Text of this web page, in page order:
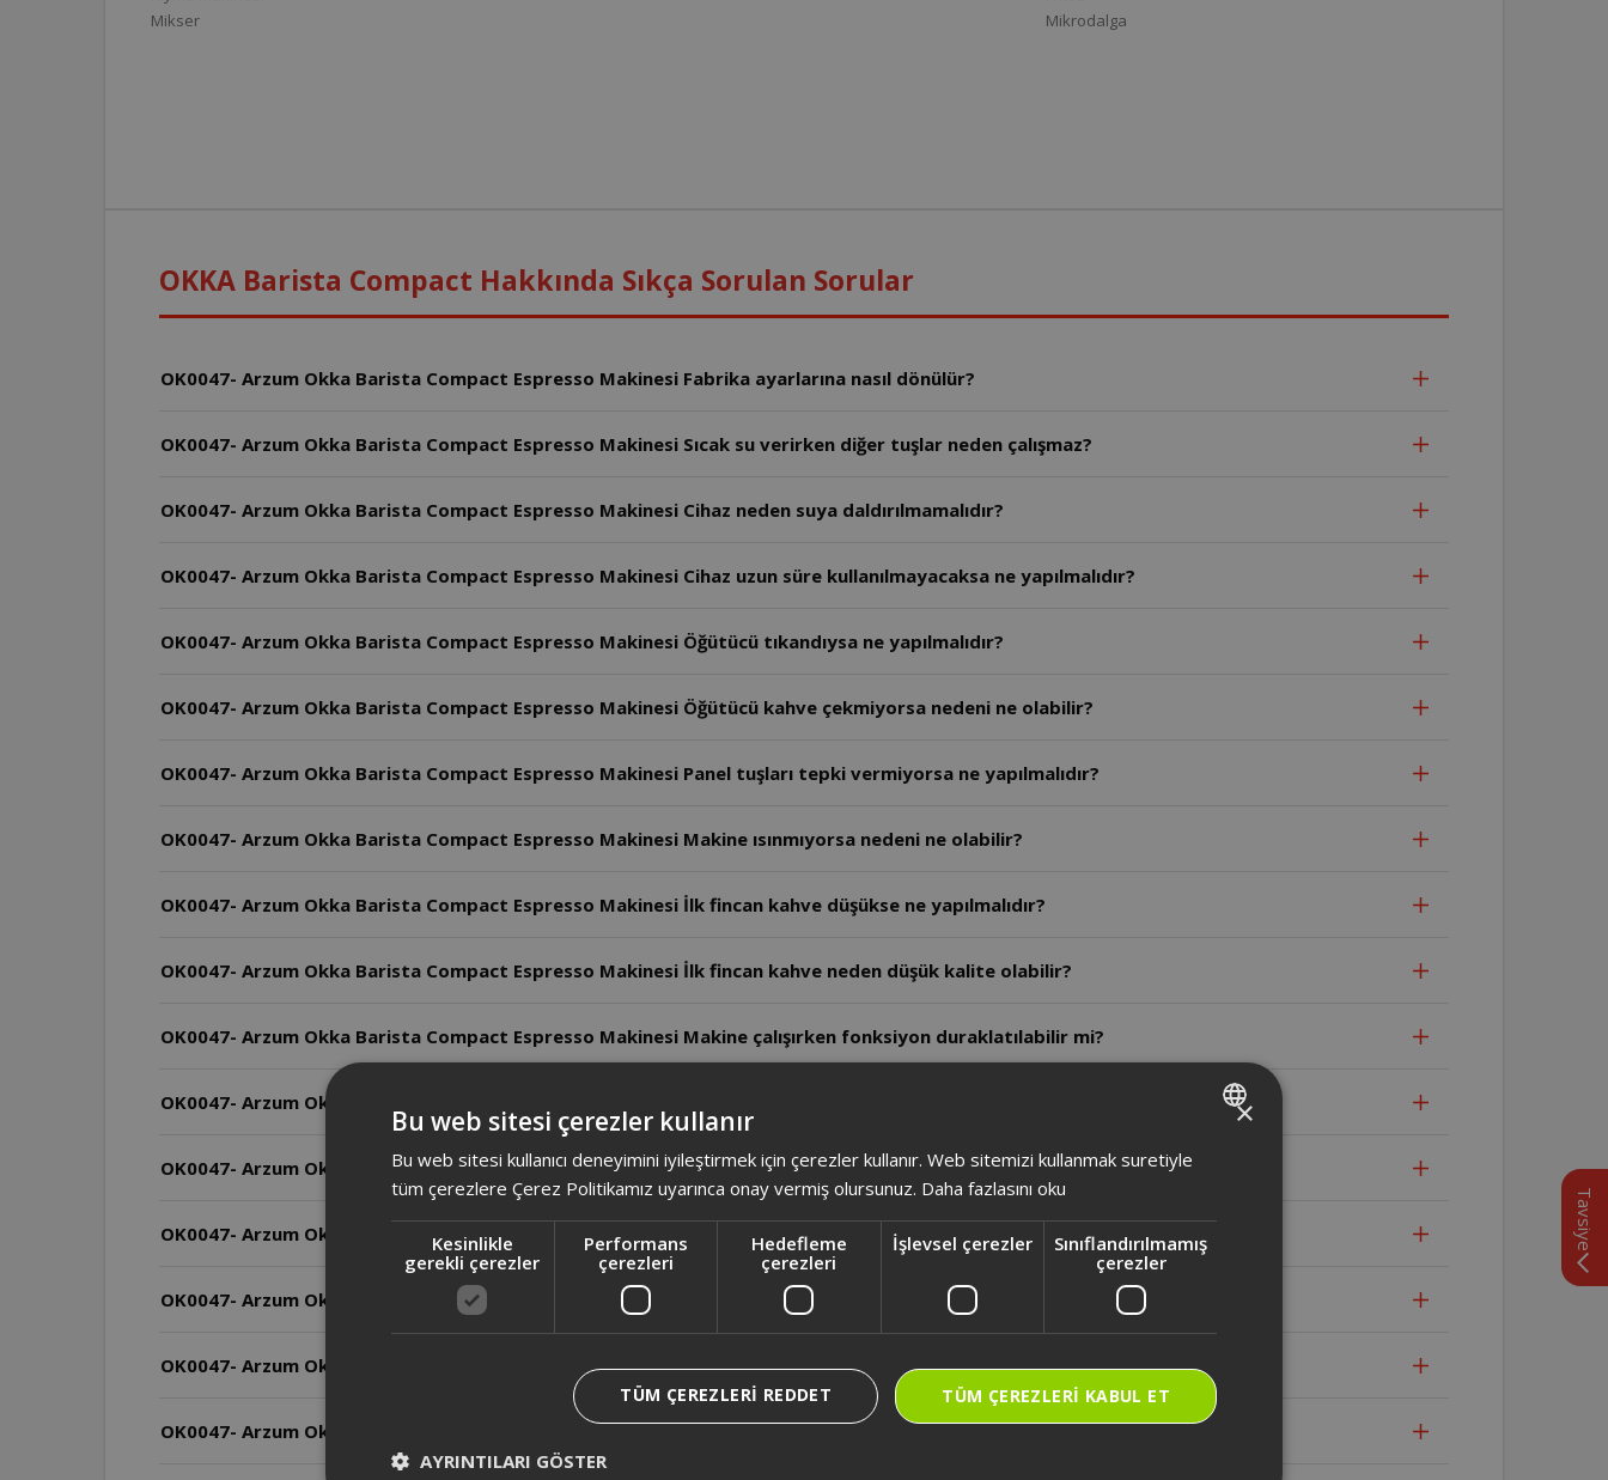
Mikser
Mikrodalga
OKKA Barista Compact Hakkında Sıkça Sorulan Sorular
OK0047- Arzum Okka Barista Compact Espresso Makinesi Fabrika ayarlarına nasıl dönülür?
OK0047- Arzum Okka Barista Compact Espresso Makinesi Sıcak su verirken diğer tuşlar neden çalışmaz?
OK0047- Arzum Okka Barista Compact Espresso Makinesi Cihaz neden suya daldırılmamalıdır?
OK0047- Arzum Okka Barista Compact Espresso Makinesi Cihaz uzun süre kullanılmayacaksa ne yapılmalıdır?
OK0047- Arzum Okka Barista Compact Espresso Makinesi Öğütücü tıkandıysa ne yapılmalıdır?
OK0047- Arzum Okka Barista Compact Espresso Makinesi Öğütücü kahve çekmiyorsa nedeni ne olabilir?
OK0047- Arzum Okka Barista Compact Espresso Makinesi Panel tuşları tepki vermiyorsa ne yapılmalıdır?
OK0047- Arzum Okka Barista Compact Espresso Makinesi Makine ısınmıyorsa nedeni ne olabilir?
OK0047- Arzum Okka Barista Compact Espresso Makinesi İlk fincan kahve düşükse ne yapılmalıdır?
OK0047- Arzum Okka Barista Compact Espresso Makinesi İlk fincan kahve neden düşük kalite olabilir?
OK0047- Arzum Okka Barista Compact Espresso Makinesi Makine çalışırken fonksiyon duraklatılabilir mi?
OK0047- Arzum Okka Barista Compact Espresso Makinesi Cihaz neden ısı kaynaklarının yakınına konulmamalıdır?
OK0047- Arzum Okka Barista Compact Espresso Makinesi Cihaz neden topraklı prize takılmalıdır?
OK0047- Arzum Okka Barista Compact Espresso Makinesi Süt köpüğü miktarı nasıl ayarlanır?
OK0047- Arzum Okka Barista Compact Espresso Makinesi Süt haznesi çubuğu nasıl temizlenir?
OK0047- Arzum Okka Barista Compact Espresso Makinesi Süt haznesi kaç saat buzdolabında saklanabilir?
OK0047- Arzum Okka Barista Compact Espresso Makinesi Demleme ünitesi ne zaman temizlenmelidir?
Tavsiye
TURKISH
×
Bu web sitesi çerezler kullanır
Bu web sitesi kullanıcı deneyimini iyileştirmek için çerezler kullanır. Web sitemizi kullanmak suretiyle
tüm çerezlere Çerez Politikamız uyarınca onay vermiş olursunuz. Daha fazlasını oku
Kesinlikle
gerekli çerezler
Performans
çerezleri
Hedefleme
çerezleri
İşlevsel çerezler
Sınıflandırılmamış
çerezler
TÜM ÇEREZLERI KABUL ET
TÜM ÇEREZLERI REDDET
AYRINTILARI GÖSTER